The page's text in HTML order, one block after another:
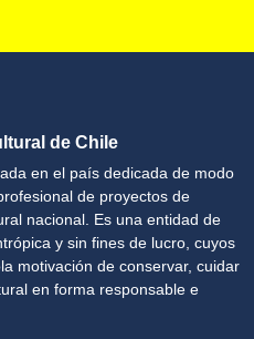
de Chile
en el país dedicada de modo
de proyectos de
nacional. Es una entidad de
y sin fines de lucro, cuyos
motivación de conservar, cuidar
en forma responsable e